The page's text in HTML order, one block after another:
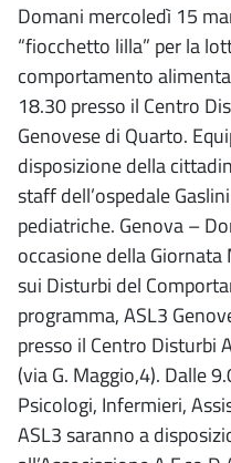
Domani mercoledì 15
“fiocchetto lilla” per la
comportamento
18.30 presso il Centro
Genovese di Quarto.
disposizione della
staff dell’ospedale
pediatriche. Genova –
occasione della
sui Disturbi del
programma, ASL3
presso il Centro Disturbi
(via G. Maggio,4). Dalle
Psicologi, Infermieri,
ASL3 saranno a